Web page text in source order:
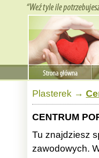
Plasterek →
CENTRUM
Tu znajdziesz
zawodowych.